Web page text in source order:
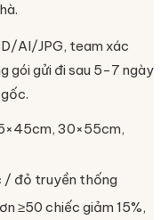
AI/JPG, team xác
gói gửi đi sau 5-7 ngày
30×55cm,
/ đỏ truyền thống
≥50 chiếc giảm 15%,